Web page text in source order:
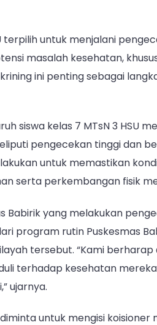
terpilih untuk menjalani
masalah kesehatan,
ini penting sebagai
siswa kelas 7 MTsN 3 HSU
pengecekan tinggi dan
untuk memastikan
serta perkembangan fisik
Babirik yang melakukan
program rutin Puskesmas
tersebut. “Kami
terhadap kesehatan
ujarnya.
untuk mengisi